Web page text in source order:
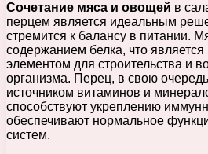
Сочетание мяса и овощей в
перцем является идеальным
стремится к балансу в питании.
содержанием белка, что
элементом для строительства и
организма. Перец, в свою
источником витаминов и
способствуют укреплению
обеспечивают нормальное
систем.